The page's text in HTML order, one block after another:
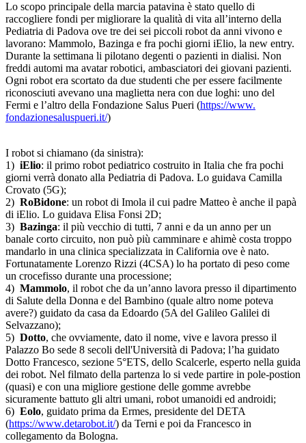
Lo scopo principale della marcia patavina è stato quello di
raccogliere fondi per migliorare la qualità di vita all’interno della
Pediatria di Padova ove tre dei sei piccoli robot da anni vivono e
lavorano: Mammolo, Bazinga e fra pochi giorni iElio, la new entry.
Durante la settimana li pilotano degenti o pazienti in dialisi. Non
freddi automi ma avatar robotici, ambasciatori dei giovani pazienti.
Ogni robot era scortato da due studenti che per essere facilmente
riconosciuti avevano una maglietta nera con due loghi: uno del
Fermi e l’altro della Fondazione Salus Pueri (https://www.
fondazionesaluspueri.it/)
I robot si chiamano (da sinistra):
1) iElio: il primo robot pediatrico costruito in Italia che fra pochi
giorni verrà donato alla Pediatria di Padova. Lo guidava Camilla
Crovato (5G);
2) RoBidone: un robot di Imola il cui padre Matteo è anche il papà
di iElio. Lo guidava Elisa Fonsi 2D;
3) Bazinga: il più vecchio di tutti, 7 anni e da un anno per un
banale corto circuito, non può più camminare e ahimè costa troppo
mandarlo in una clinica specializzata in California ove è nato.
Fortunatamente Lorenzo Rizzi (4CSA) lo ha portato di peso come
un crocefisso durante una processione;
4) Mammolo, il robot che da un’anno lavora presso il dipartimento
di Salute della Donna e del Bambino (quale altro nome poteva
avere?) guidato da casa da Edoardo (5A del Galileo Galilei di
Selvazzano);
5) Dotto, che ovviamente, dato il nome, vive e lavora presso il
Palazzo Bo sede 8 secoli dell'Università di Padova; l’ha guidato
Dotto Francesco, sezione 5°ETS, dello Scalcerle, esperto nella guida
dei robot. Nel filmato della partenza lo si vede partire in pole-postion
(quasi) e con una migliore gestione delle gomme avrebbe
sicuramente battuto gli altri umani, robot umanoidi ed androidi;
6) Eolo, guidato prima da Ermes, presidente del DETA
(https://www.detarobot.it/) da Terni e poi da Francesco in
collegamento da Bologna.